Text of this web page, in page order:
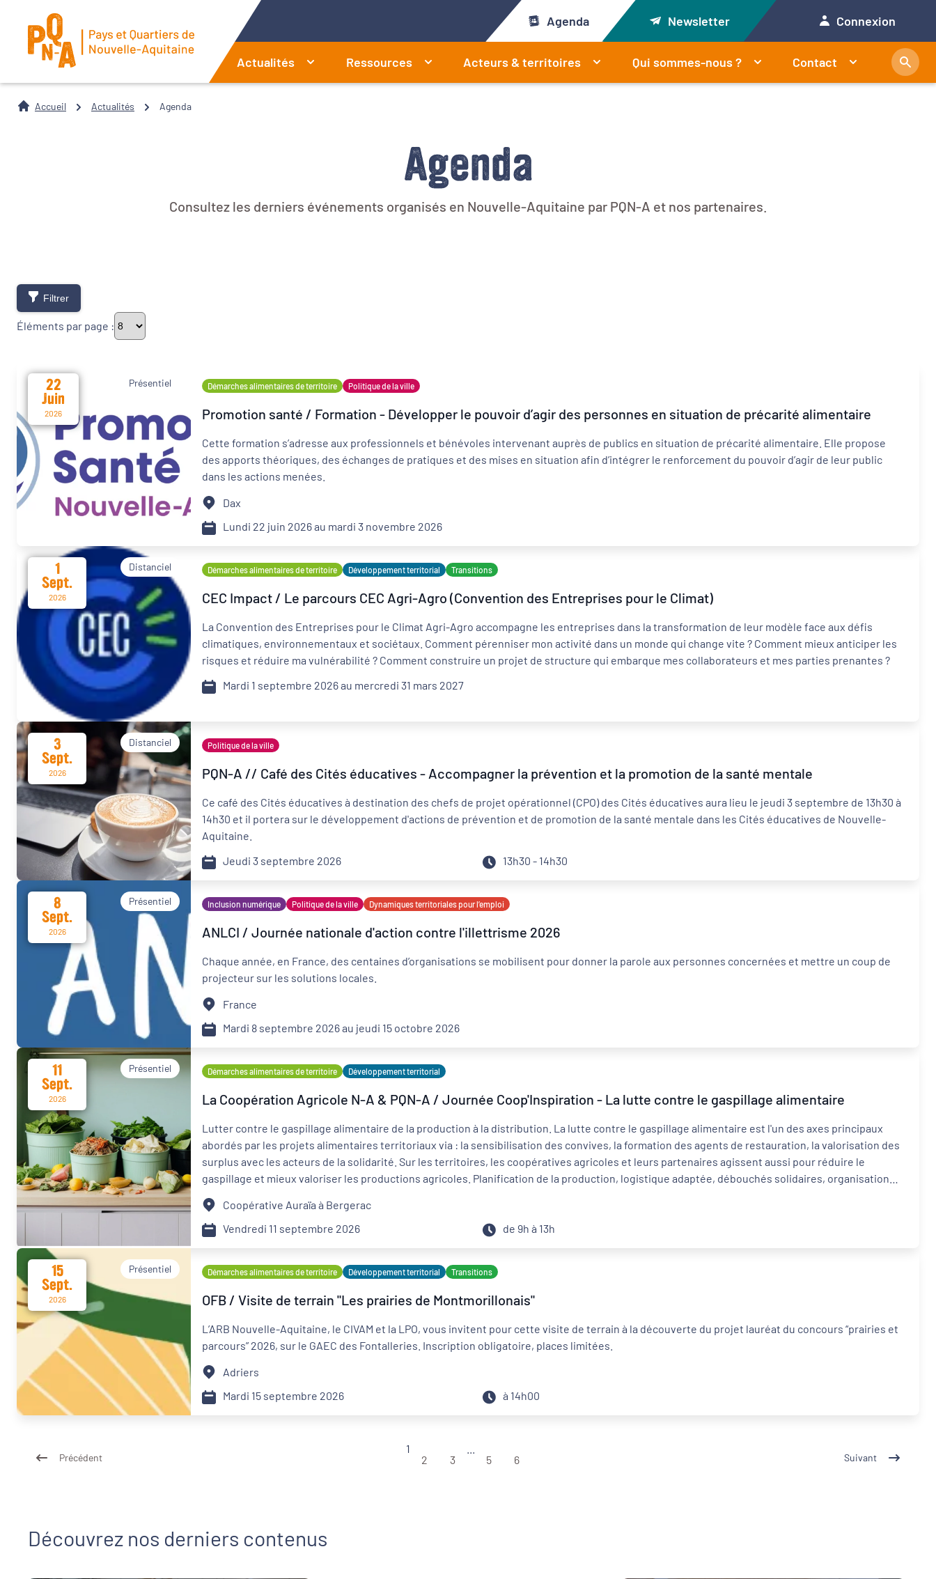
Agenda Newsletter Connexion
Actualités Ressources Acteurs & territoires Qui sommes-nous ? Contact
Accueil Actualités Agenda
Agenda
Consultez les derniers événements organisés en Nouvelle-Aquitaine par PQN-A et nos partenaires.
Filtrer
Éléments par page :
Thématiques
Démarches alimentaires de territoire Développement territorial Inclusion numérique
Politique de la ville
Revitalisation des centres-bourgs et centres-
villes
Dynamiques territoriales pour l’emploi
Départements
Format de l'événement
Présentiel Distanciel
Organisateur
PQN-A
22
Juin
2026
Présentiel Démarches alimentaires de territoire Politique de la ville
Promotion santé / Formation - Développer le pouvoir d’agir des personnes en situation de précarité alimentaire
Cette formation s’adresse aux professionnels et bénévoles intervenant auprès de publics en situation de précarité alimentaire. Elle propose
des apports théoriques, des échanges de pratiques et des mises en situation afin d’intégrer le renforcement du pouvoir d’agir de leur public
dans les actions menées.
Dax
Lundi 22 juin 2026 au mardi 3 novembre 2026
1
Sept.
2026
Distanciel Démarches alimentaires de territoire Développement territorial Transitions
CEC Impact / Le parcours CEC Agri-Agro (Convention des Entreprises pour le Climat)
La Convention des Entreprises pour le Climat Agri-Agro accompagne les entreprises dans la transformation de leur modèle face aux défis
climatiques, environnementaux et sociétaux. Comment pérenniser mon activité dans un monde qui change vite ? Comment mieux anticiper les
risques et réduire ma vulnérabilité ? Comment construire un projet de structure qui embarque mes collaborateurs et mes parties prenantes ?
Mardi 1 septembre 2026 au mercredi 31 mars 2027
3
Sept.
2026
Distanciel Politique de la ville
PQN-A // Café des Cités éducatives - Accompagner la prévention et la promotion de la santé mentale
Ce café des Cités éducatives à destination des chefs de projet opérationnel (CPO) des Cités éducatives aura lieu le jeudi 3 septembre de 13h30 à
14h30 et il portera sur le développement d'actions de prévention et de promotion de la santé mentale dans les Cités éducatives de Nouvelle-
Aquitaine.
Jeudi 3 septembre 2026
13h30 - 14h30
8
Sept.
2026
Présentiel Inclusion numérique Politique de la ville Dynamiques territoriales pour l’emploi
ANLCI / Journée nationale d'action contre l'illettrisme 2026
Chaque année, en France, des centaines d’organisations se mobilisent pour donner la parole aux personnes concernées et mettre un coup de
projecteur sur les solutions locales.
France
Mardi 8 septembre 2026 au jeudi 15 octobre 2026
11
Sept.
2026
Présentiel Démarches alimentaires de territoire Développement territorial
La Coopération Agricole N-A & PQN-A / Journée Coop'Inspiration - La lutte contre le gaspillage alimentaire
Lutter contre le gaspillage alimentaire de la production à la distribution. La lutte contre le gaspillage alimentaire est l'un des axes principaux
abordés par les projets alimentaires territoriaux via : la sensibilisation des convives, la formation des agents de restauration, la valorisation des
surplus avec les acteurs de la solidarité. Sur les territoires, les coopératives agricoles et leurs partenaires agissent aussi pour réduire le
gaspillage et mieux valoriser les productions agricoles. Planification de la production, logistique adaptée, débouchés solidaires, organisation
collective : ces solutions existent et fonctionnent. Des synergies existent déjà entre certains opérateurs économiques et PAT sur ce
sujet. Venez découvrir ces initiatives et partager votre expérience ! La jauge maximale de participant.e.s étant atteinte, les inscriptions sont
closes. Si vous étiez toutefois intéressé·e, écrivez un mail à maiwen.hoden@pqn-a.fr, il se peut que des places se libèrent.
Coopérative Auraïa à Bergerac
Vendredi 11 septembre 2026
de 9h à 13h
15
Sept.
2026
Présentiel Démarches alimentaires de territoire Développement territorial Transitions
OFB / Visite de terrain "Les prairies de Montmorillonais"
L’ARB Nouvelle-Aquitaine, le CIVAM et la LPO, vous invitent pour cette visite de terrain à la découverte du projet lauréat du concours “prairies et
parcours” 2026, sur le GAEC des Fontalleries. Inscription obligatoire, places limitées.
Adriers
Mardi 15 septembre 2026
à 14h00
Précédent
1
2
3
5
6 Suivant
Découvrez nos derniers contenus